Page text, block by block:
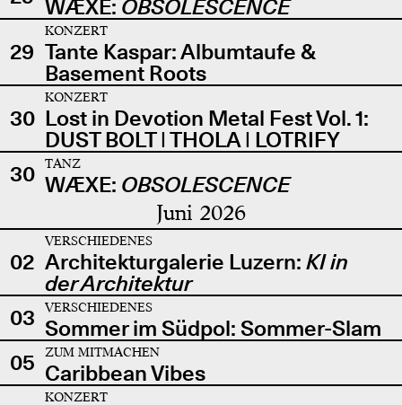
WÆXE: OBSOLESCENCE
29
KONZERT
Tante Kaspar: Albumtaufe &
Basement Roots
30
KONZERT
Lost in Devotion Metal Fest Vol. 1:
DUST BOLT | THOLA | LOTRIFY
30
TANZ
WÆXE: OBSOLESCENCE
Juni 2026
02
VERSCHIEDENES
Architekturgalerie Luzern: KI in
der Architektur
03
VERSCHIEDENES
Sommer im Südpol: Sommer-Slam
05
ZUM MITMACHEN
Caribbean Vibes
KONZERT